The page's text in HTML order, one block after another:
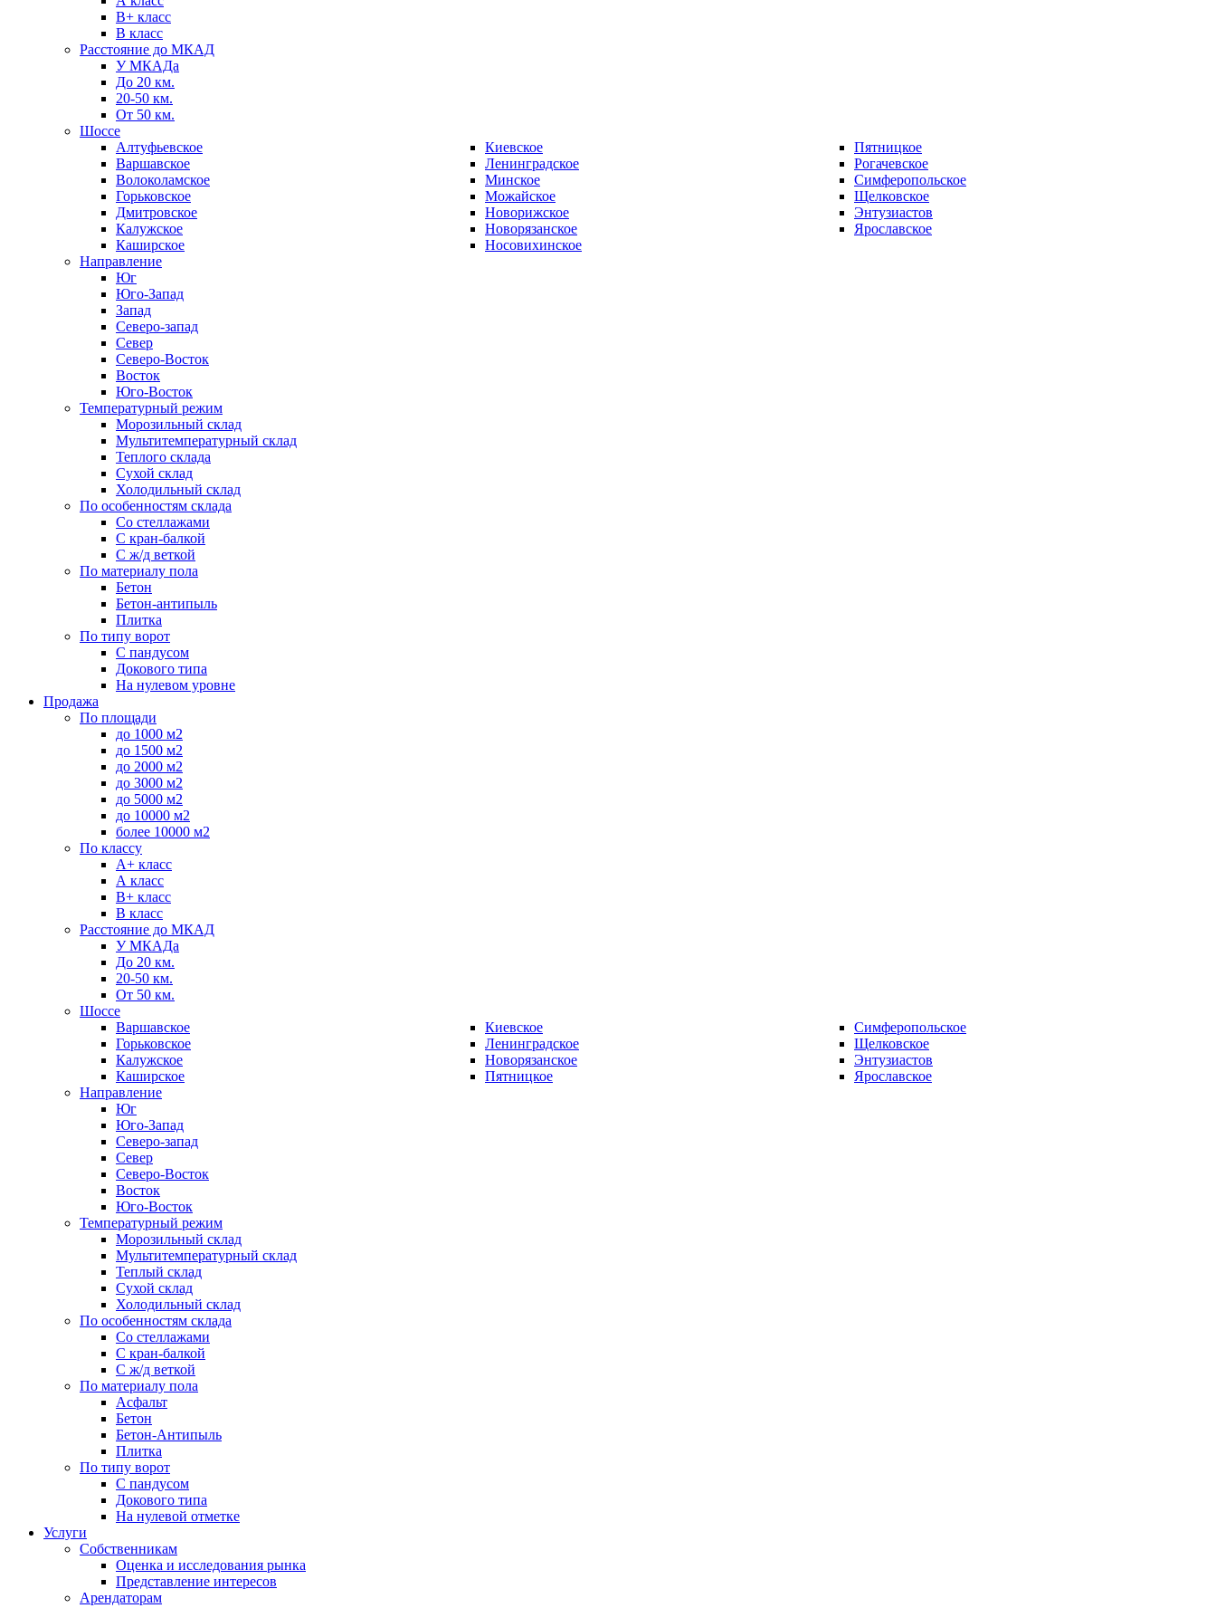
B+ класс
В класс
Расстояние до МКАД
У МКАДа
До 20 км.
20-50 км.
От 50 км.
Шоссе
Алтуфьевское
Варшавское
Волоколамское
Горьковское
Дмитровское
Калужское
Каширское
Киевское
Ленинградское
Минское
Можайское
Новорижское
Новорязанское
Носовихинское
Пятницкое
Рогачевское
Симферопольское
Щелковское
Энтузиастов
Ярославское
Направление
Юг
Юго-Запад
Запад
Северо-запад
Север
Северо-Восток
Восток
Юго-Восток
Температурный режим
Морозильный склад
Мультитемпературный склад
Теплого склада
Сухой склад
Холодильный склад
По особенностям склада
Со стеллажами
С кран-балкой
С ж/д веткой
По материалу пола
Бетон
Бетон-антипыль
Плитка
По типу ворот
С пандусом
Докового типа
На нулевом уровне
Продажа
По площади
до 1000 м2
до 1500 м2
до 2000 м2
до 3000 м2
до 5000 м2
до 10000 м2
более 10000 м2
По классу
A+ класс
А класс
В+ класс
B класс
Расстояние до МКАД
У МКАДа
До 20 км.
20-50 км.
От 50 км.
Шоссе
Варшавское
Горьковское
Калужское
Каширское
Киевское
Ленинградское
Новорязанское
Пятницкое
Симферопольское
Щелковское
Энтузиастов
Ярославское
Направление
Юг
Юго-Запад
Северо-запад
Север
Северо-Восток
Восток
Юго-Восток
Температурный режим
Морозильный склад
Мультитемпературный склад
Теплый склад
Сухой склад
Холодильный склад
По особенностям склада
Со стеллажами
С кран-балкой
С ж/д веткой
По материалу пола
Асфальт
Бетон
Бетон-Антипыль
Плитка
По типу ворот
С пандусом
Докового типа
На нулевой отметке
Услуги
Собственникам
Оценка и исследования рынка
Представление интересов
Арендаторам